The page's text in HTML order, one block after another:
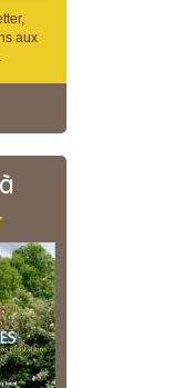
aux